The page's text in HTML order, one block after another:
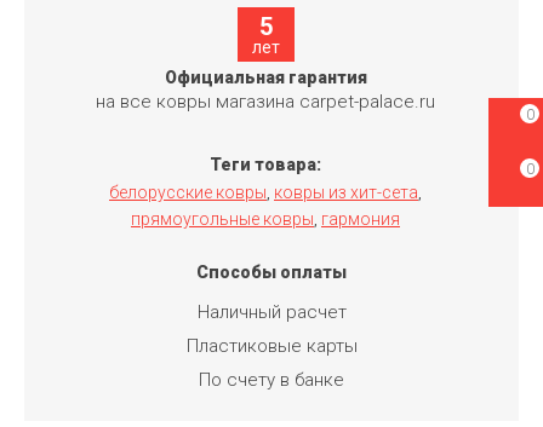
5
лет
Официальная гарантия
на все ковры магазина carpet-palace.ru
Теги товара:
белорусские ковры, ковры из хит-сета,
прямоугольные ковры, гармония
Способы оплаты
Наличный расчет
Пластиковые карты
По счету в банке
0
0